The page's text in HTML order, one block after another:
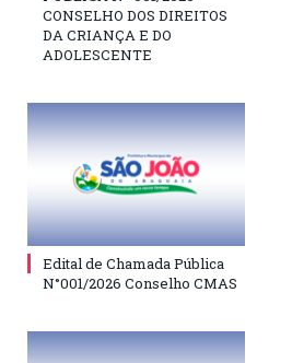
CONSELHO DOS DIREITOS
DA CRIANÇA E DO
ADOLESCENTE
Edital de Chamada Pública
N°001/2026 Conselho CMAS